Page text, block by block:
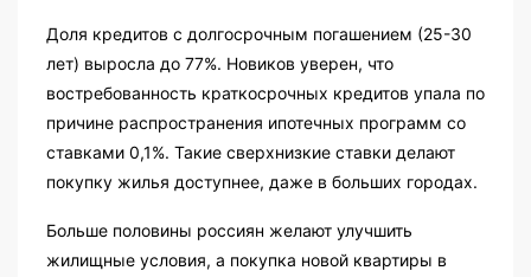
Доля кредитов с долгосрочным погашением (25-30
лет) выросла до 77%. Новиков уверен, что
востребованность краткосрочных кредитов упала по
причине распространения ипотечных программ со
ставками 0,1%. Такие сверхнизкие ставки делают
покупку жилья доступнее, даже в больших городах.
Больше половины россиян желают улучшить
жилищные условия, а покупка новой квартиры в